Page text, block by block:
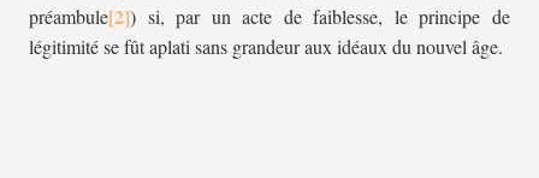
préambule
) si, par un acte de faiblesse, le principe de
légitimité se fût aplati sans grandeur aux idéaux du nouvel âge.